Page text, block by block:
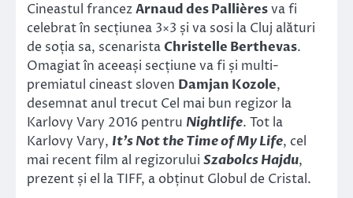
Cineastul francezArnaud des Pallièresva fi
celebrat în secțiunea 3×3 și va sosi la Cluj alături
de soția sa, scenarista Christelle Berthevas.
Omagiat în aceeași secțiune va fi și multi-
premiatul cineast sloven Damjan Kozole,
desemnat anul trecut Cel mai bun regizor la
Karlovy Vary 2016 pentru Nightlife. Tot la
Karlovy Vary, It’s Not the Time of My Life, cel
mai recent film al regizorului Szabolcs Hajdu,
prezent și el la TIFF, a obținut Globul de Cristal.